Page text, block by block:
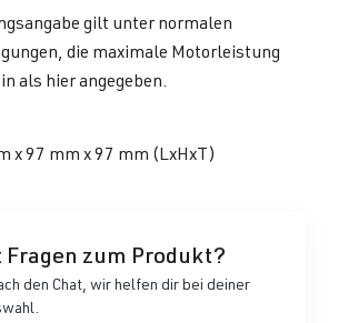
gilt unter normalen
die maximale Motorleistung
als hier angegeben.
x 97 mm x 97 mm (LxHxT)
Fragen zum Produkt?
den Chat, wir helfen dir bei deiner